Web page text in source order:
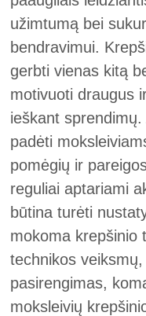
užimtumą bei
bendravimui.
gerbti vienas kitą
motivuoti draugus
ieškant
padėti
pomėgių ir
reguliai aptariami
būtina turėti
mokoma krepšinio
technikos
pasirengimas,
moksleivių